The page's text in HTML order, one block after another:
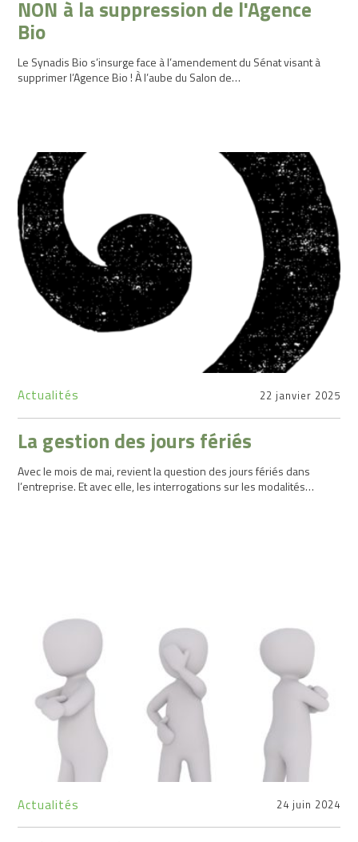
NON à la suppression de l'Agence
Bio
Le Synadis Bio s’insurge face à l’amendement du Sénat visant à
supprimer l’Agence Bio ! À l’aube du Salon de…
Actualités 22 janvier 2025
La gestion des jours fériés
Avec le mois de mai, revient la question des jours fériés dans
l’entreprise. Et avec elle, les interrogations sur les modalités…
Actualités 24 juin 2024